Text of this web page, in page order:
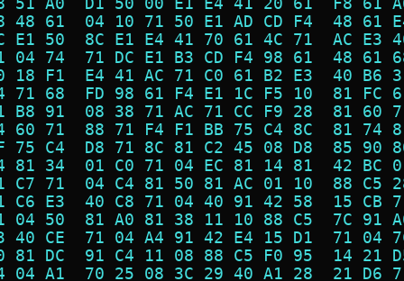
48 61  04 10 71 50 E1 AD CD F4  48
E1 50  8C E1 E4 41 70 61 4C 71  AC
04 74  71 DC E1 B3 CD F4 98 61  48
18 F1  E4 41 AC 71 C0 61 B2 E3  40
71 68  FD 98 61 F4 E1 1C F5 10  81
B8 91  08 38 71 AC 71 CC F9 28  81
60 71  88 71 F4 F1 BB 75 C4 8C  81
75 C4  D8 71 8C 81 C2 45 08 D8  85
81 34  01 C0 71 04 EC 81 14 81  42
C7 71  04 C4 81 50 81 AC 01 10  88
C6 E3  40 C8 71 04 40 91 42 58  15
04 50  81 A0 81 38 11 10 88 C5  7C
40 CE  71 04 A4 91 42 E4 15 D1  71
81 DC  91 C4 11 08 88 C5 F0 95  14
04 A1  70 25 08 3C 29 40 A1 28  21